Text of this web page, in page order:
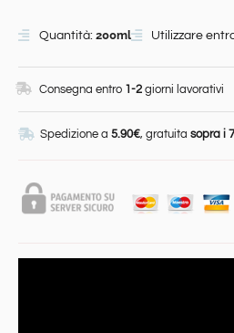
Quantità: 200ml Utilizzare
Consegna entro 1-2 giorni lavorativi
Spedizione a 5.90€, gratuita sopra i